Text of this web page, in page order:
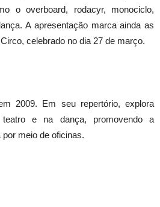
o overboard, rodacyr, monociclo,
A apresentação marca ainda as
celebrado no dia 27 de março.
2009. Em seu repertório, explora
e na dança, promovendo a
meio de oficinas.